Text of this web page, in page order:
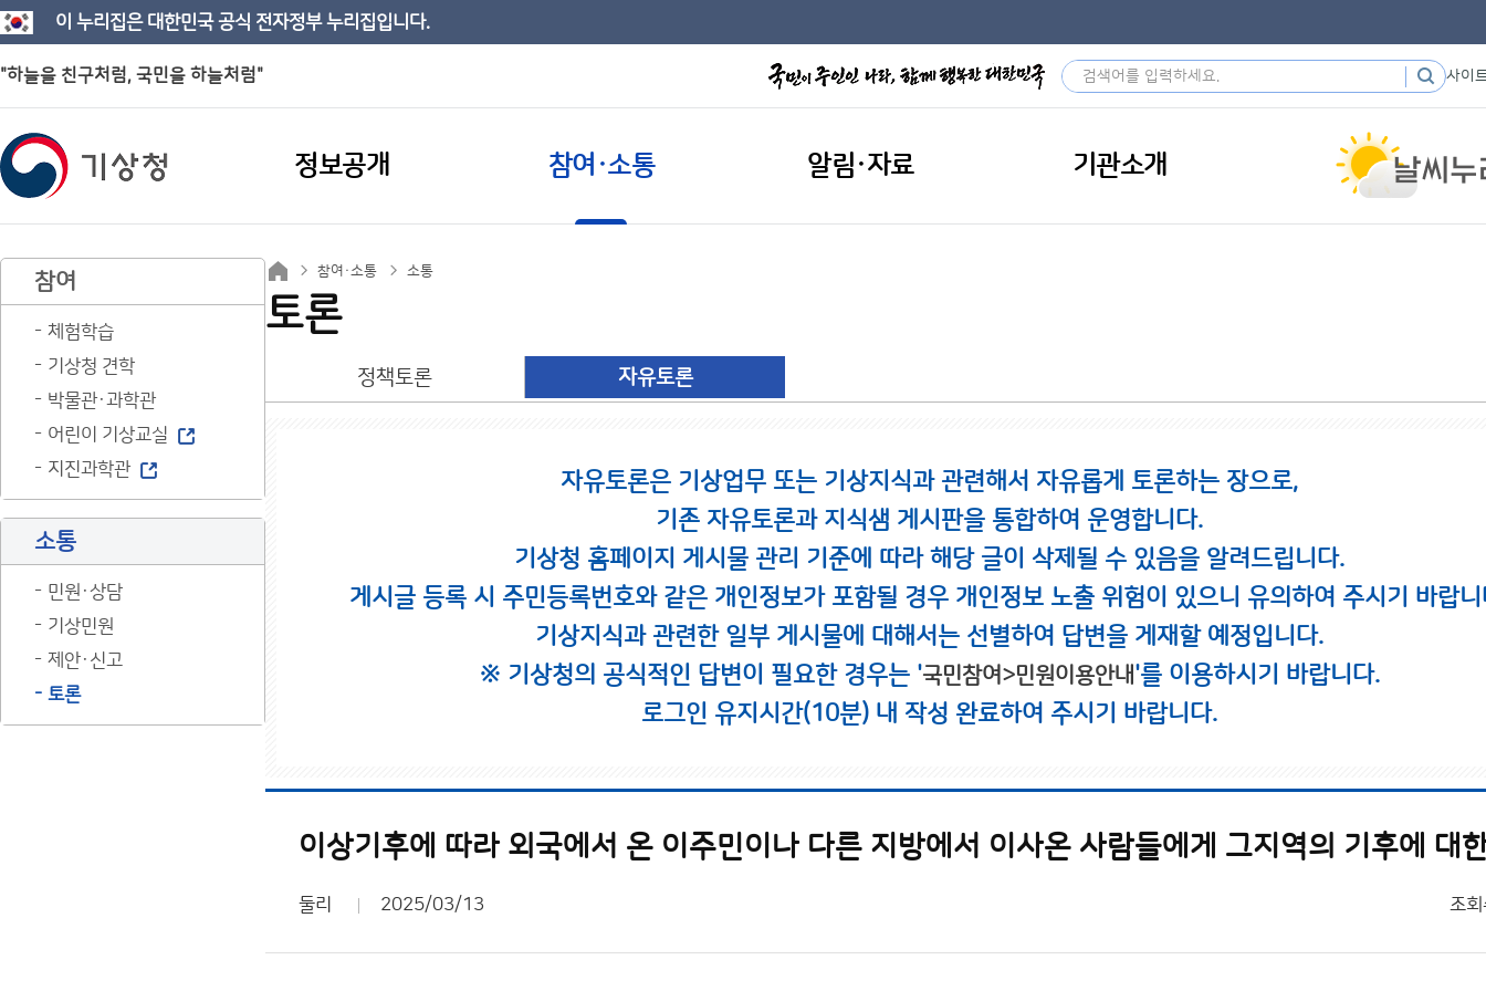
이 누리집은 대한민국 공식 전자정부 누리집입니다.
"하늘을 친구처럼, 국민을 하늘처럼" 사이
정보공개 참여·소통 알림·자료 기관소개
참여
체험학습
기상청 견학
박물관·과학관
어린이 기상교실
지진과학관
소통
민원·상담
기상민원
제안·신고
토론
참여·소통 소통
토론
정책토론 자유토론
자유토론은 기상업무 또는 기상지식과 관련해서 자유롭게 토론하는 장으로,
기존 자유토론과 지식샘 게시판을 통합하여 운영합니다.
기상청 홈페이지 게시물 관리 기준에 따라 해당 글이 삭제될 수 있음을 알려드립니다.
게시글 등록 시 주민등록번호와 같은 개인정보가 포함될 경우 개인정보 노출 위험이 있으니 유의하여 주시기 바랍니
기상지식과 관련한 일부 게시물에 대해서는 선별하여 답변을 게재할 예정입니다.
※ 기상청의 공식적인 답변이 필요한 경우는 '국민참여>민원이용안내'를 이용하시기 바랍니다.
로그인 유지시간(10분) 내 작성 완료하여 주시기 바랍니다.
이상기후에 따라 외국에서 온 이주민이나 다른 지방에서 이사온 사람들에게 그지역의 기후에 대
둘리 2025/03/13 조회